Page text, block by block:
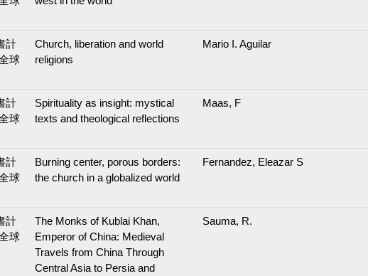
計
球
Church, liberation and world
religions
Mario I. Aguilar
計
球
Spirituality as insight: mystical
texts and theological reflections
Maas, F
計
球
Burning center, porous borders:
the church in a globalized world
Fernandez, Eleazar S
計
球
The Monks of Kublai Khan,
Emperor of China: Medieval
Travels from China Through
Central Asia to Persia and
Sauma, R.